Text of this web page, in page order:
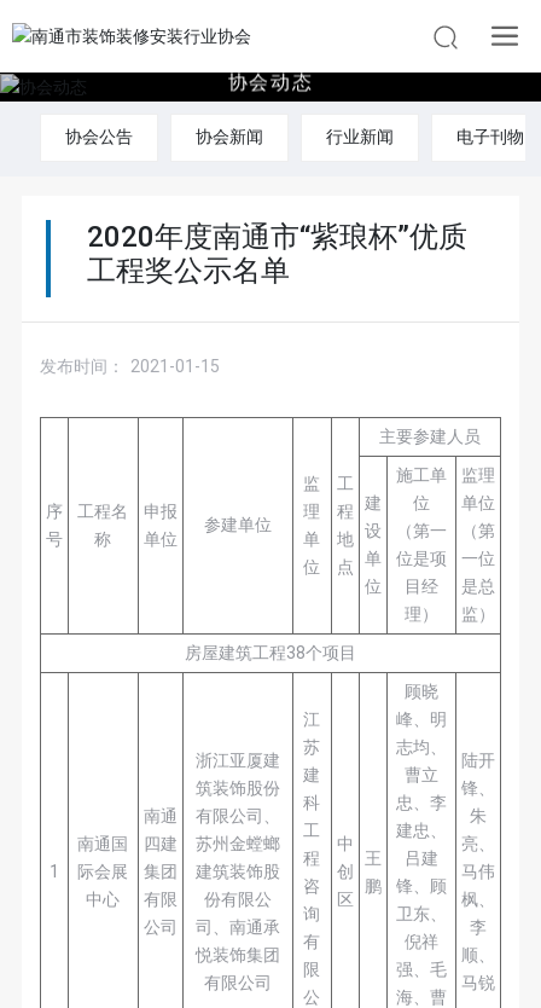
协会动态
协会公告 协会新闻 行业新闻 电子刊物
2020年度南通市“紫琅杯”优质
工程奖公示名单
发布时间： 2021-01-15
序
号
工程名
称
申报
单位
参建单位
监
理
单
位
工
程
地
点
主要参建人员
建
设
单
位
施工单
位
（第一
位是项
目经
理）
监理
单位
（第
一位
是总
监）
房屋建筑工程38个项目
1
南通国
际会展
中心
南通
四建
集团
有限
公司
浙江亚厦建
筑装饰股份
有限公司、
苏州金螳螂
建筑装饰股
份有限公
司、南通承
悦装饰集团
有限公司
江
苏
建
科
工
程
咨
询
有
限
公
中
创
区
王
鹏
顾晓
峰、明
志均、
曹立
忠、李
建忠、
吕建
锋、顾
卫东、
倪祥
强、毛
海、曹
陆开
锋、
朱
亮、
马伟
枫、
李
顺、
马锐